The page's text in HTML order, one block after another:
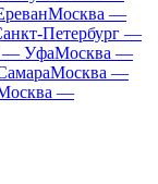
Москва —
Петербург —
— УфаМосква —
Москва —
—